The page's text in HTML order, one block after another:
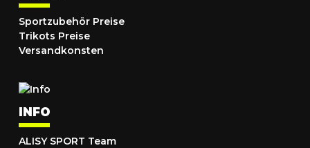
Sportzubehör Preise
Trikots Preise
Versandkonsten
INFO
ALISY SPORT Team